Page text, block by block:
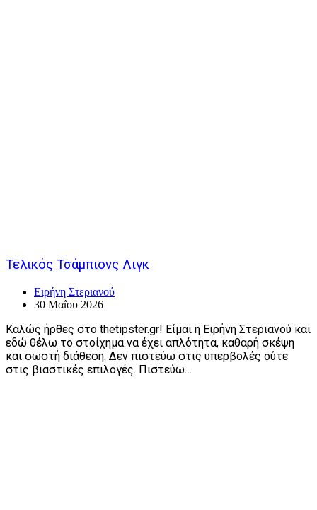
Τελικός Τσάμπιονς Λιγκ
Ειρήνη Στεριανού
30 Μαΐου 2026
Καλώς ήρθες στο thetipster.gr! Είμαι η Ειρήνη Στεριανού και
εδώ θέλω το στοίχημα να έχει απλότητα, καθαρή σκέψη
και σωστή διάθεση. Δεν πιστεύω στις υπερβολές ούτε
στις βιαστικές επιλογές. Πιστεύω…